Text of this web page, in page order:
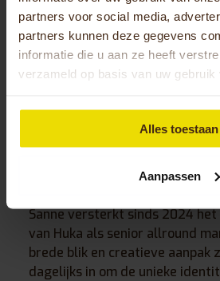
partners voor social media,
partners kunnen deze gegevens
informatie die u aan ze heeft
verzameld op basis van uw gebruik
Alles toestaan
Aanpassen
bewegen. Huka maakt het
en ver daarbuiten.
Senior allround marketeer bij
Sanne versterkt sinds 2024
van Huka als senior allround
brede blik en creatieve aanpak
dagelijks in om de unieke